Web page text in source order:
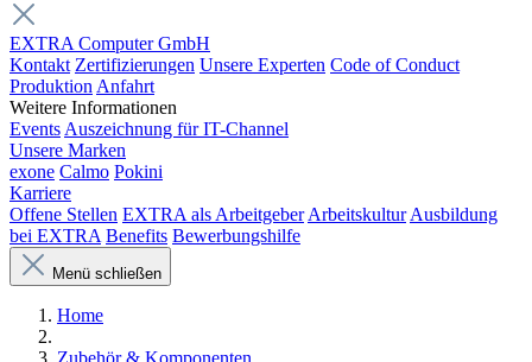
EXTRA Computer GmbH
Kontakt Zertifizierungen Unsere Experten Code of Conduct
Produktion Anfahrt
Weitere Informationen
Events Auszeichnung für IT-Channel
Unsere Marken
exone Calmo Pokini
Karriere
Offene Stellen EXTRA als Arbeitgeber Arbeitskultur Ausbildung
bei EXTRA Benefits Bewerbungshilfe
Menü schließen
Home
Zubehör & Komponenten